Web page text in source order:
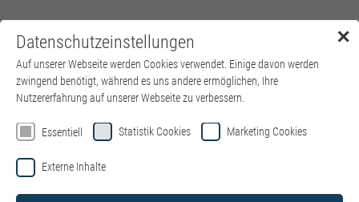
Menü
Willkommen auf der Jobbörse von
kbo – Kliniken des Bezirks
Oberbayern
✕
Datenschutzeinstellungen
Auf unserer Webseite werden Cookies verwendet. Einige davon werden
zwingend benötigt, während es uns andere ermöglichen, Ihre
Nutzererfahrung auf unserer Webseite zu verbessern.
Essentiell Statistik Cookies Marketing Cookies
Externe Inhalte